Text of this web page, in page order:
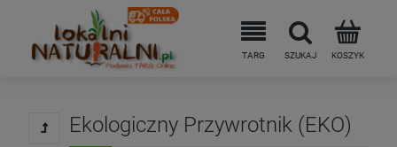
Ekologiczny Przywrotnik (EKO)